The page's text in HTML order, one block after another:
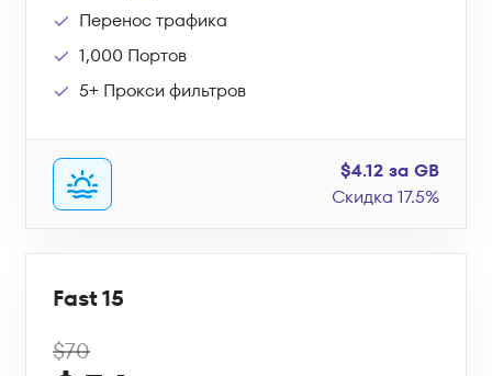
Перенос трафика
1,000 Портов
5+ Прокси фильтров
$4.12 за GB
Скидка 17.5%
Fast 15
$70